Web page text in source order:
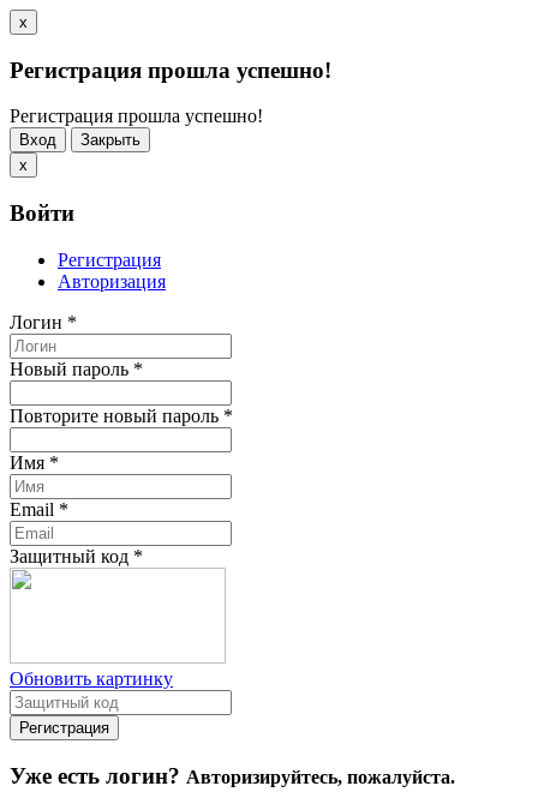
x
Регистрация прошла успешно!
Регистрация прошла успешно!
Вход
Закрыть
x
Войти
Регистрация
Авторизация
Логин *
Новый пароль *
Повторите новый пароль *
Имя *
Email *
Защитный код *
Обновить картинку
Уже есть логин? Авторизируйтесь, пожалуйста.